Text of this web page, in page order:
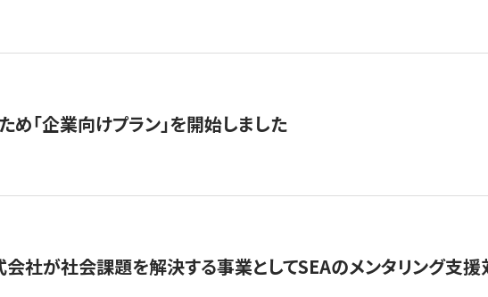
「企業向けプラン」を開始しました
会社が社会課題を解決する事業としてSEAのメンタリング支